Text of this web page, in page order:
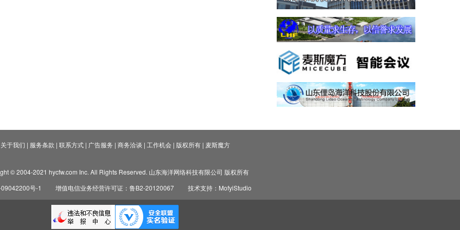
关于我们 | 服务条款 | 联系方式| 广告服务 | 商务洽谈 | 工作机会| 版权所有| 麦斯魔方
© 2004-2021 hycfw.com Inc. All Rights Reserved. 山东海洋网络科技有限公司 版权所有
号-1
增值电信业务经营许可证：鲁B2-20120067 技术支持：MofyiStudio